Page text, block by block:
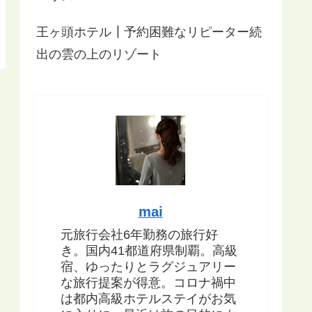
王ヶ頭ホテル┃予約困難なリピーター続
出の雲の上のリゾート
mai
元旅行会社6年勤務の旅行好
き。国内41都道府県制覇。高級
宿、ゆったりとラグジュアリー
な旅行提案が得意。コロナ禍中
は都内高級ホテルステイがお気